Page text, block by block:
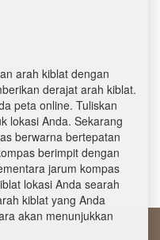
arah kiblat dengan
derajat arah kiblat.
peta online. Tuliskan
lokasi Anda. Sekarang
berwarna bertepatan
berimpit dengan
jarum kompas
lokasi Anda searah
kiblat yang Anda
akan menunjukkan